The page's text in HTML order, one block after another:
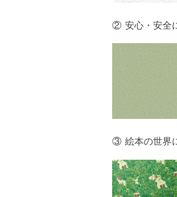
② 安心・安全
③ 絵本の世界